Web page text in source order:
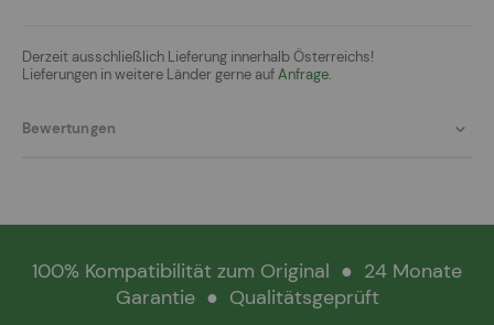
Derzeit ausschließlich Lieferung innerhalb Österreichs!
Lieferungen in weitere Länder gerne aufAnfrage.
Bewertungen
100% Kompatibilität zum Original ● 24 Monate
Garantie ● Qualitätsgeprüft